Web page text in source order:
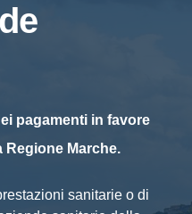
pagamenti in favore
Regione Marche.
sanitarie o di